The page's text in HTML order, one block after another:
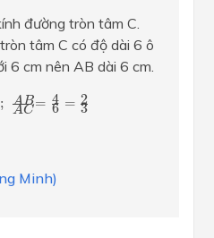
đường tròn tâm C.
tâm C có độ dài 6 ô
6 cm nên AB dài 6 cm.
; A B
AC = 4
6 = 2
3
;AB C 6
Minh)